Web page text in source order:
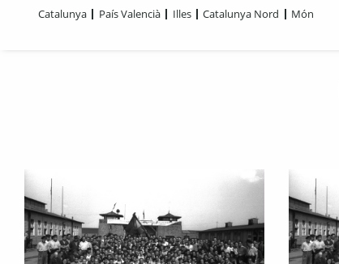
Catalunya País Valencià Illes Catalunya Nord Món